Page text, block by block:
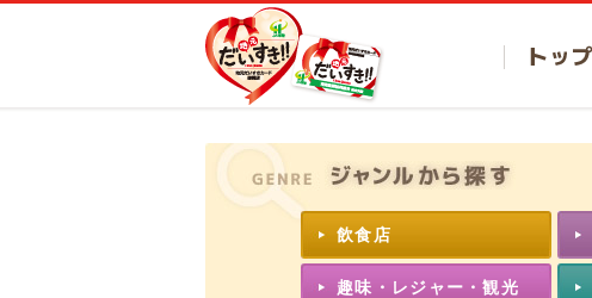
飲食店
趣味・レジャー・観光